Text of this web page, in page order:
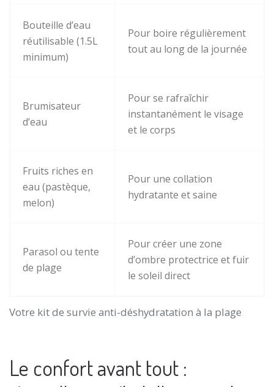
Votre kit de survie anti-déshydratation à la plage
Bouteille d’eau
réutilisable (1.5L
minimum)
Pour boire régulièrement
tout au long de la journée
Brumisateur
d’eau
Pour se rafraîchir
instantanément le visage
et le corps
Fruits riches en
eau (pastèque,
melon)
Pour une collation
hydratante et saine
Parasol ou tente
de plage
Pour créer une zone
d’ombre protectrice et fuir
le soleil direct
Le confort avant tout :